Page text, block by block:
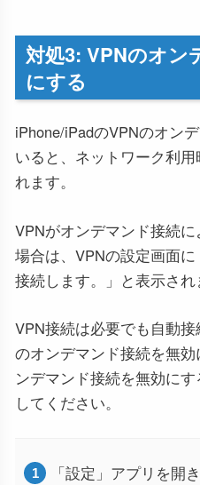
対処3: VPNのオン
にする
iPhone/iPadのVPNのオン
いると、ネットワーク利
れます。
VPNがオンデマンド接続
場合は、VPNの設定画面
接続します。」と表示され
VPN接続は必要でも自動
のオンデマンド接続を無
ンデマンド接続を無効に
してください。
「設定」アプリを開き